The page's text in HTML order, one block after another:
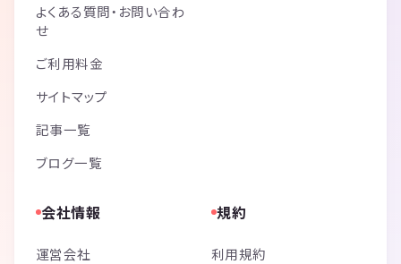
よくある質問・お問い合わ
せ
ご利用料金
サイトマップ
記事一覧
ブログ一覧
会社情報
運営会社
規約
利用規約